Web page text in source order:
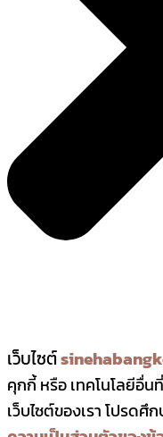
เว็บไซต์
คุกกี้ หรือ เทคโนโลยีอื่
เว็บไซต์ของเรา โปรดศึก